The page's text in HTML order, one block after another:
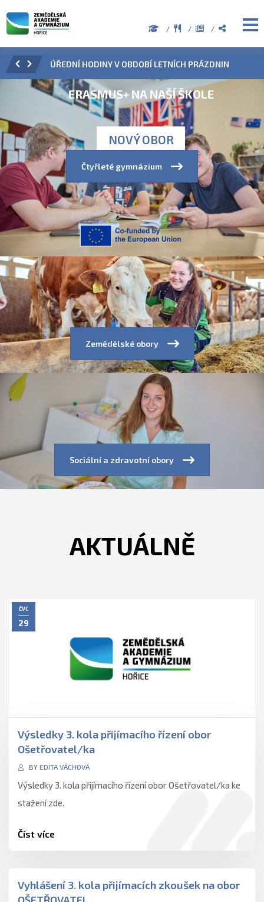
ÚŘEDNÍ HODINY V OBDOBÍ LETNÍCH PRÁZDNIN
ERASMUS+ NA NAŠÍ ŠKOLE
NOVÝ OBOR
Čtyřleté gymnázium
Zemědělské obory
Sociální a zdravotní obory
AKTUÁLNĚ
ČVC
29
Výsledky 3. kola přijímacího řízení obor
Ošetřovatel/ka
BY EDITA VÁCHOVÁ
Výsledky 3. kola přijímacího řízení obor Ošetřovatel/ka ke
stažení zde.
Číst více
Vyhlášení 3. kola přijímacích zkoušek na obor